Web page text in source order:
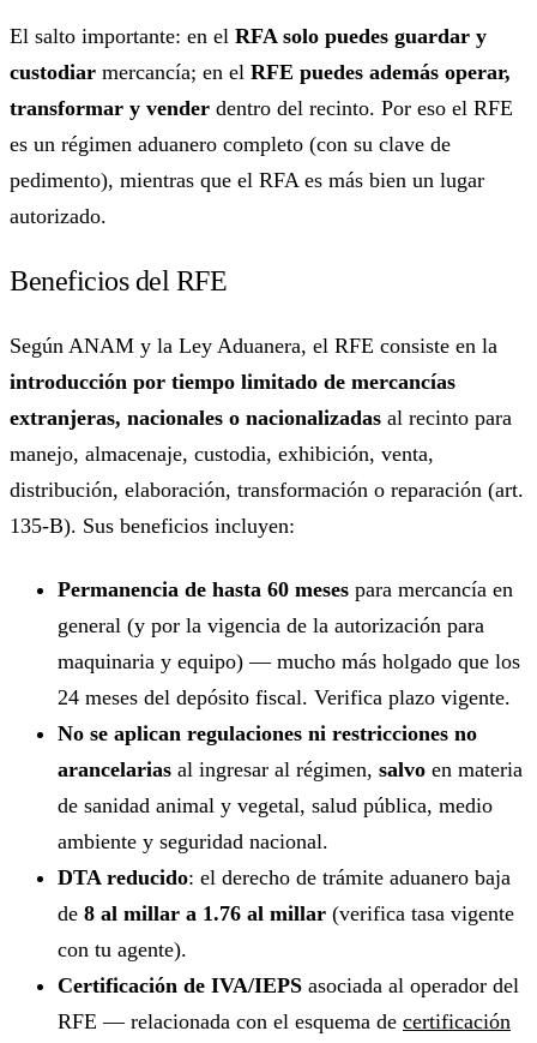
El salto importante: en el RFA solo puedes guardar y
custodiar mercancía; en el RFE puedes además operar,
transformar y vender dentro del recinto. Por eso el RFE
es un régimen aduanero completo (con su clave de
pedimento), mientras que el RFA es más bien un lugar
autorizado.
Beneficios del RFE
Según ANAM y la Ley Aduanera, el RFE consiste en la
introducción por tiempo limitado de mercancías
extranjeras, nacionales o nacionalizadas al recinto para
manejo, almacenaje, custodia, exhibición, venta,
distribución, elaboración, transformación o reparación (art.
135-B). Sus beneficios incluyen:
Permanencia de hasta 60 meses para mercancía en
general (y por la vigencia de la autorización para
maquinaria y equipo) — mucho más holgado que los
24 meses del depósito fiscal. Verifica plazo vigente.
No se aplican regulaciones ni restricciones no
arancelarias al ingresar al régimen, salvo en materia
de sanidad animal y vegetal, salud pública, medio
ambiente y seguridad nacional.
DTA reducido: el derecho de trámite aduanero baja
de 8 al millar a 1.76 al millar (verifica tasa vigente
con tu agente).
Certificación de IVA/IEPS asociada al operador del
RFE — relacionada con el esquema de certificación